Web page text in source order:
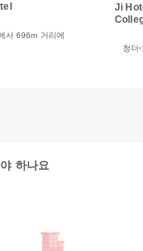
서 696m 거리에
Ji
청더
하나요